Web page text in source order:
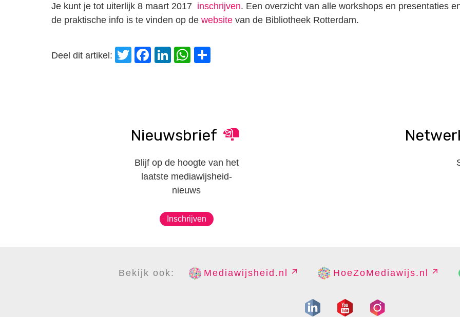
Je kunt je tot uiterlijk 8 maart 2017 inschrijven. Een overzicht van alle workshops en presentaties
de praktische info is te vinden op de website van de Bibliotheek Rotterdam.
Deel dit artikel: Twitter
Facebook
LinkedIn
WhatsApp
Nieuwsbrief
Blijf op de hoogte van het
laatste mediawijsheid-
nieuws
Inschrijven
Bekijk ook: Mediawijsheid.nl HoeZoMediawijs.nl